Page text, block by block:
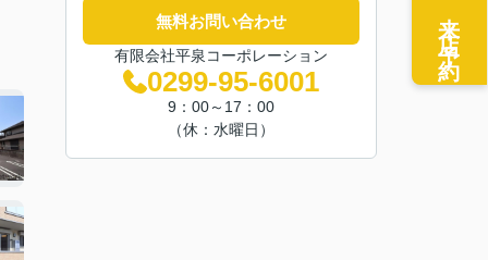
無料お問い合わせ
有限会社平泉コーポレーション
0299-95-6001
9：00～17：00
（休：水曜日）
来店予約